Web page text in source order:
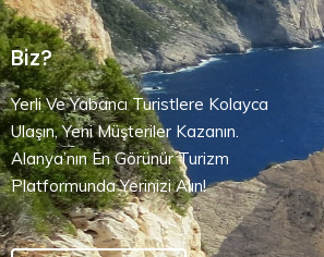
Biz?
Yerli Ve Yabancı Turistlere Kolayca
Ulaşın, Yeni Müşteriler Kazanın.
Alanya’nın En Görünür Turizm
Platformunda Yerinizi Alın!